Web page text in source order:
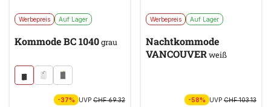
Werbepreis Auf Lager
Kommode BC 1040grau
-37% UVP CHF 69.32
Werbepreis Auf Lager
Nachtkommode
VANCOUVERweiß
-58% UVPCHF 103.13